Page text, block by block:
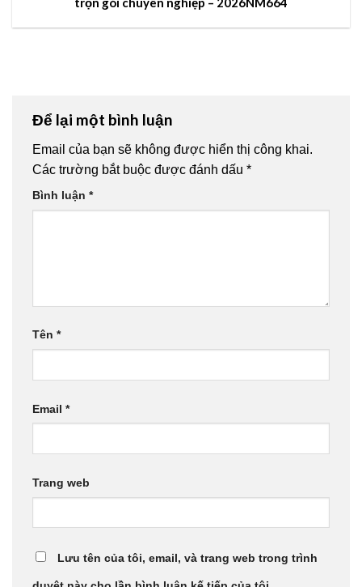
Để lại một bình luận
Email của bạn sẽ không được hiển thị công khai.
Các trường bắt buộc được đánh dấu *
Bình luận *
Tên *
Email *
Trang web
Lưu tên của tôi, email, và trang web trong trình